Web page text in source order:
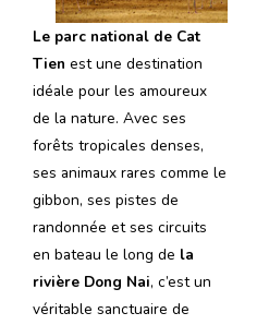
Le parc national de Cat
Tien est une destination
idéale pour les amoureux
de la nature. Avec ses
forêts tropicales denses,
ses animaux rares comme le
gibbon, ses pistes de
randonnée et ses circuits
en bateau le long de la
rivière Dong Nai, c’est un
véritable sanctuaire de